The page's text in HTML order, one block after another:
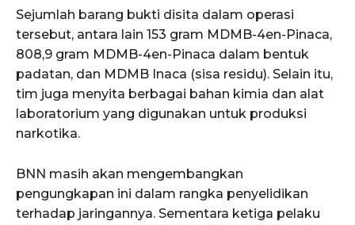
Sejumlah barang bukti disita dalam operasi
tersebut, antara lain 153 gram MDMB-4en-Pinaca,
808,9 gram MDMB-4en-Pinaca dalam bentuk
padatan, dan MDMB Inaca (sisa residu). Selain itu,
tim juga menyita berbagai bahan kimia dan alat
laboratorium yang digunakan untuk produksi
narkotika.
BNN masih akan mengembangkan
pengungkapan ini dalam rangka penyelidikan
terhadap jaringannya. Sementara ketiga pelaku